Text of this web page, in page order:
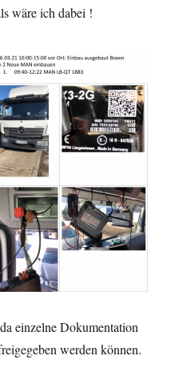
wäre ich dabei !
einzelne Dokumentation
werden können.